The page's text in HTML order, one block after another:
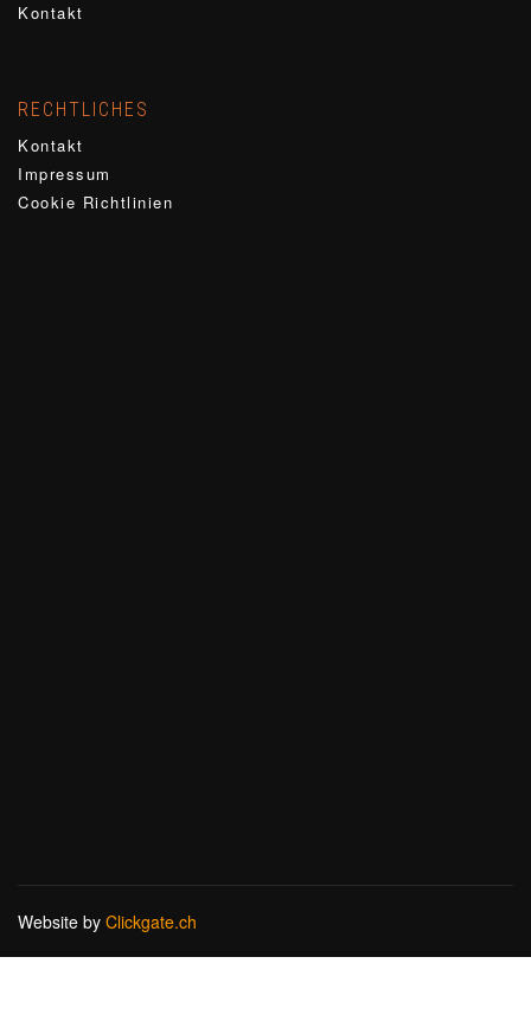
Kontakt
RECHTLICHES
Kontakt
Impressum
Cookie Richtlinien
Website by Clickgate.ch